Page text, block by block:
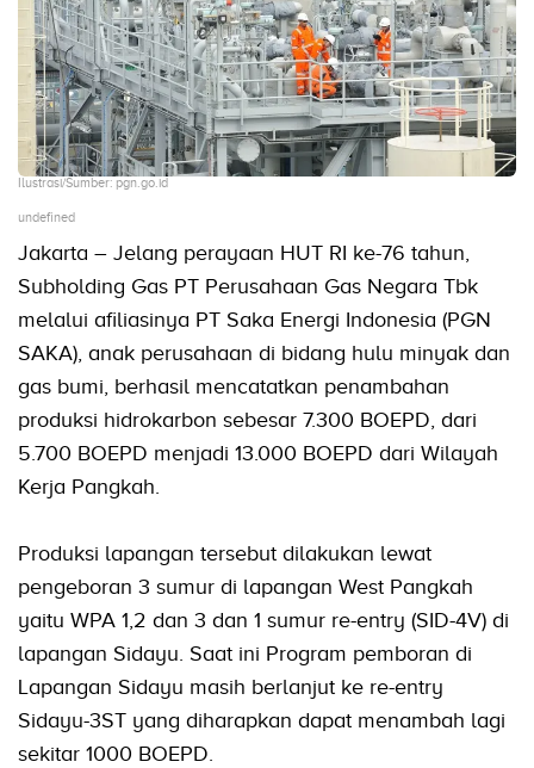
Ilustrasi/Sumber: pgn.go.id
undefined
Jakarta – Jelang perayaan HUT RI ke-76 tahun,
Subholding Gas PT Perusahaan Gas Negara Tbk
melalui afiliasinya PT Saka Energi Indonesia (PGN
SAKA), anak perusahaan di bidang hulu minyak dan
gas bumi, berhasil mencatatkan penambahan
produksi hidrokarbon sebesar 7.300 BOEPD, dari
5.700 BOEPD menjadi 13.000 BOEPD dari Wilayah
Kerja Pangkah.
Produksi lapangan tersebut dilakukan lewat
pengeboran 3 sumur di lapangan West Pangkah
yaitu WPA 1,2 dan 3 dan 1 sumur re-entry (SID-4V) di
lapangan Sidayu. Saat ini Program pemboran di
Lapangan Sidayu masih berlanjut ke re-entry
Sidayu-3ST yang diharapkan dapat menambah lagi
sekitar 1000 BOEPD.